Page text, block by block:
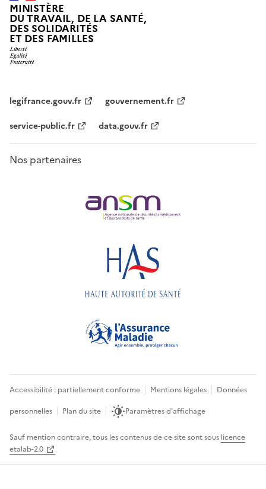
MINISTÈRE
DU TRAVAIL, DE LA SANTÉ,
DES SOLIDARITÉS
ET DES FAMILLES
legifrance.gouv.fr
gouvernement.fr
service-public.fr
data.gouv.fr
Nos partenaires
Accessibilité : partiellement conforme Mentions légales
Données
personnelles
Plan du site Paramètres d'affichage
Sauf mention contraire, tous les contenus de ce site sont sous licence
etalab-2.0